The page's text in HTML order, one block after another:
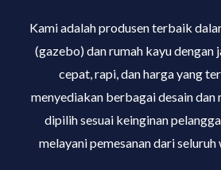
Kami adalah produsen terbaik
(gazebo) dan rumah kayu dengan
cepat, rapi, dan harga yang
menyediakan berbagai desain dan
dipilih sesuai keinginan
melayani pemesanan dari seluruh